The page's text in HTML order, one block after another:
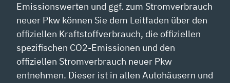
Emissionswerten und ggf. zum Stromverbrauch
neuer Pkw können Sie dem Leitfaden über den
offiziellen Kraftstoffverbrauch, die offiziellen
spezifischen CO2-Emissionen und den
offiziellen Stromverbrauch neuer Pkw
entnehmen. Dieser ist in allen Autohäusern und